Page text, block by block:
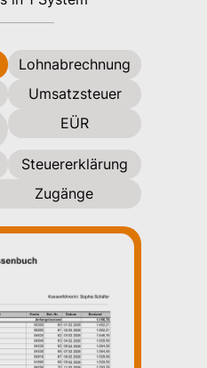
Lohnabrechnung
Umsatzsteuer
EÜR
Steuererklärung
Zugänge